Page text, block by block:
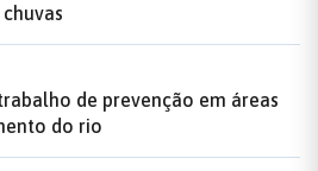
de prevenção em áreas
do rio